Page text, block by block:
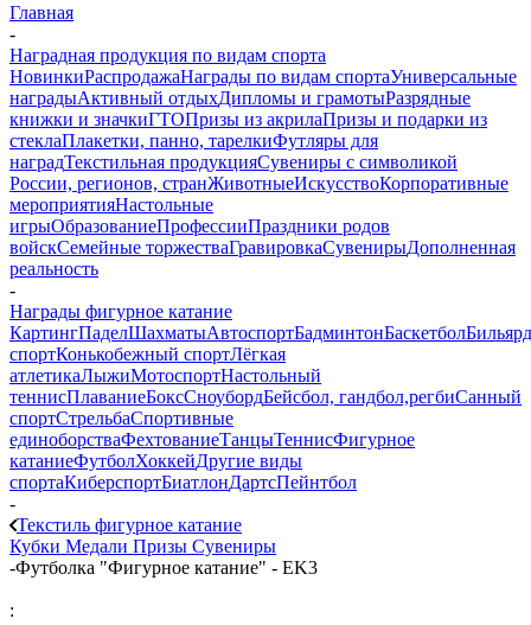
Главная
-
Наградная продукция по видам спорта
НовинкиРаспродажаНаграды по видам спортаУниверсальные
наградыАктивный отдыхДипломы и грамотыРазрядные
книжки и значкиГТОПризы из акрилаПризы и подарки из
стеклаПлакетки, панно, тарелкиФутляры для
наградТекстильная продукцияСувениры с символикой
России, регионов, странЖивотныеИскусствоКорпоративные
мероприятияНастольные
игрыОбразованиеПрофессииПраздники родов
войскСемейные торжестваГравировкаСувенирыДополненная
реальность
-
Награды фигурное катание
КартингПаделШахматыАвтоспортБадминтонБаскетболБильярд
спортКонькобежный спортЛёгкая
атлетикаЛыжиМотоспортНастольный
теннисПлаваниеБоксСноубордБейсбол, гандбол,регбиСанный
спортСтрельбаСпортивные
единоборстваФехтованиеТанцыТеннисФигурное
катаниеФутболХоккейДругие виды
спортаКиберспортБиатлонДартсПейнтбол
-
Текстиль фигурное катание
Кубки Медали Призы Сувениры
-Футболка "Фигурное катание" - EK3
: